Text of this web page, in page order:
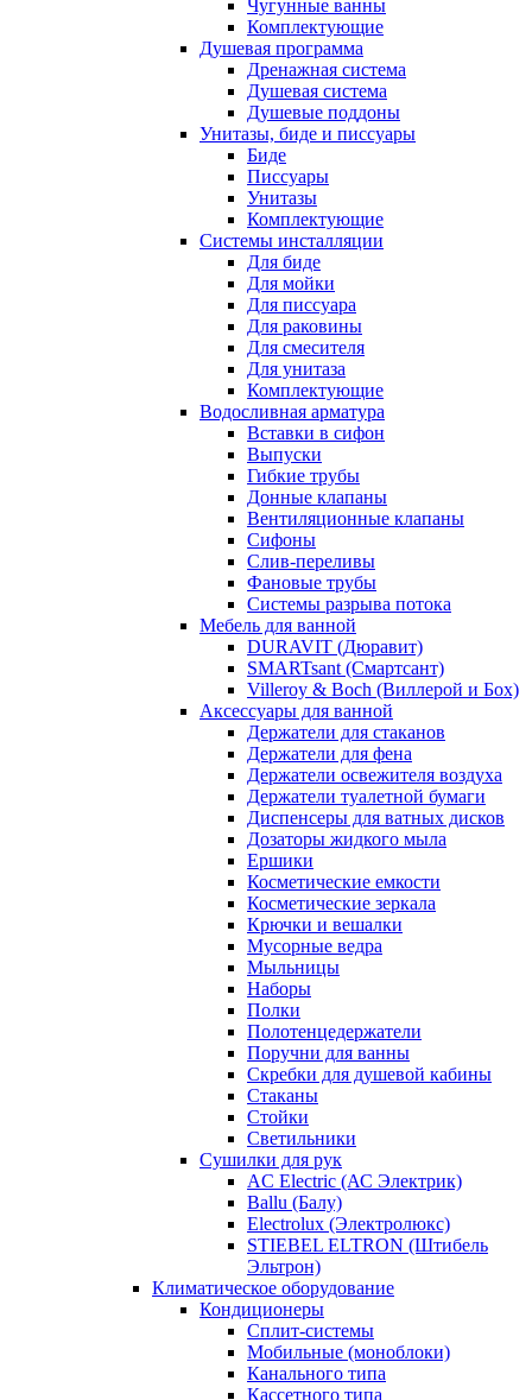
Чугунные ванны
Комплектующие
Душевая программа
Дренажная система
Душевая система
Душевые поддоны
Унитазы, биде и писсуары
Биде
Писсуары
Унитазы
Комплектующие
Системы инсталляции
Для биде
Для мойки
Для писсуара
Для раковины
Для смесителя
Для унитаза
Комплектующие
Водосливная арматура
Вставки в сифон
Выпуски
Гибкие трубы
Донные клапаны
Вентиляционные клапаны
Сифоны
Слив-переливы
Фановые трубы
Системы разрыва потока
Мебель для ванной
DURAVIT (Дюравит)
SMARTsant (Смартсант)
Villeroy & Boch (Виллерой и Бох)
Аксессуары для ванной
Держатели для стаканов
Держатели для фена
Держатели освежителя воздуха
Держатели туалетной бумаги
Диспенсеры для ватных дисков
Дозаторы жидкого мыла
Ершики
Косметические емкости
Косметические зеркала
Крючки и вешалки
Мусорные ведра
Мыльницы
Наборы
Полки
Полотенцедержатели
Поручни для ванны
Скребки для душевой кабины
Стаканы
Стойки
Светильники
Сушилки для рук
AC Electric (АС Электрик)
Ballu (Балу)
Electrolux (Электролюкс)
STIEBEL ELTRON (Штибель
Эльтрон)
Климатическое оборудование
Кондиционеры
Сплит-системы
Мобильные (моноблоки)
Канального типа
Кассетного типа